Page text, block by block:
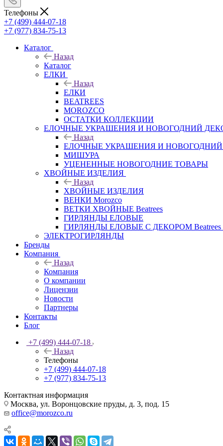
Телефоны
+7 (499) 444-07-18
+7 (977) 834-75-13
Каталог
Назад
Каталог
ЕЛКИ
Назад
ЕЛКИ
BEATREES
MOROZCO
ОСТАТКИ КОЛЛЕКЦИИ
ЕЛОЧНЫЕ УКРАШЕНИЯ И НОВОГОДНИЙ
Назад
ЕЛОЧНЫЕ УКРАШЕНИЯ И НОВОГОДНИЙ
МИШУРА
УЦЕНЕННЫЕ НОВОГОДНИЕ ТОВАРЫ
ХВОЙНЫЕ ИЗДЕЛИЯ
Назад
ХВОЙНЫЕ ИЗДЕЛИЯ
ВЕНКИ Morozco
ВЕТКИ ХВОЙНЫЕ Beatrees
ГИРЛЯНДЫ ЕЛОВЫЕ
ГИРЛЯНДЫ ЕЛОВЫЕ С ДЕКОРОМ Beatrees
ЭЛЕКТРОГИРЛЯНДЫ
Бренды
Компания
Назад
Компания
О компании
Лицензии
Новости
Партнеры
Контакты
Блог
+7 (499) 444-07-18
Назад
Телефоны
+7 (499) 444-07-18
+7 (977) 834-75-13
Контактная информация
Москва, ул. Воронцовские пруды, д. 3, под. 15
office@morozco.ru